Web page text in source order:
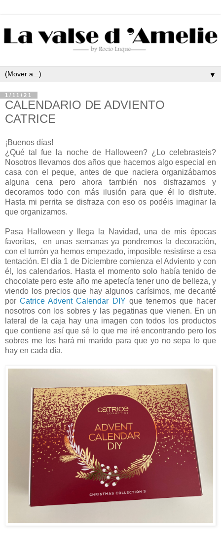
▼
1/11/21
CALENDARIO DE ADVIENTO
CATRICE
¡Buenos días!
¿Qué tal fue la noche de Halloween? ¿Lo celebrasteis?
Nosotros llevamos dos años que hacemos algo especial en
casa con el peque, antes de que naciera organizábamos
alguna cena pero ahora también nos disfrazamos y
decoramos todo con más ilusión para que él lo disfrute.
Hasta mi perrita se disfraza con eso os podéis imaginar la
que organizamos.
Pasa Halloween y llega la Navidad, una de mis épocas
favoritas, en unas semanas ya pondremos la decoración,
con el turrón ya hemos empezado, imposible resistirse a esa
tentación. El día 1 de Diciembre comienza el Adviento y con
él, los calendarios. Hasta el momento solo había tenido de
chocolate pero este año me apetecía tener uno de belleza, y
viendo los precios que hay algunos carísimos, me decanté
porCatrice Advent Calendar DIY que tenemos que hacer
nosotros con los sobres y las pegatinas que vienen. En un
lateral de la caja hay una imagen con todos los productos
que contiene así que sé lo que me iré encontrando pero los
sobres me los hará mi marido para que yo no sepa lo que
hay en cada día.